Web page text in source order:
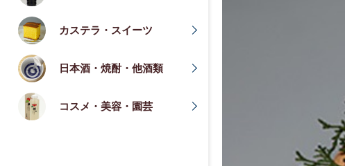
カステラ・スイーツ
日本酒・焼酎・他酒類
コスメ・美容・園芸